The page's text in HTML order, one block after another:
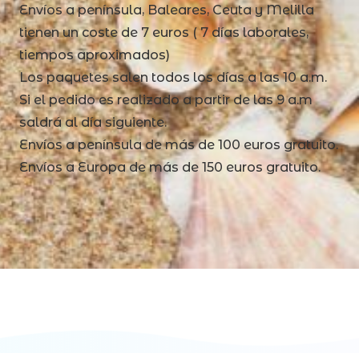
Envíos a península, Baleares, Ceuta y Melilla
tienen un coste de 7 euros ( 7 días laborales,
tiempos aproximados)
Los paquetes salen todos los días a las 10 a.m.
Si el pedido es realizado a partir de las 9 a.m
saldrá al día siguiente.
Envíos a península de más de 100 euros gratuito.
Envíos a Europa de más de 150 euros gratuito.